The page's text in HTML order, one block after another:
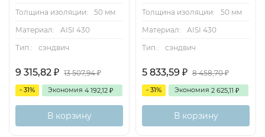
Толщина изоляции:
50 мм
Материал:
AISI 430
Тип.:
сэндвич
9 315,82 ₽ 13 507,94₽
- 31% Экономия 4 192,12 ₽
В корзину
Толщина изоляции:
50 мм
Материал:
AISI 430
Тип.:
сэндвич
5 833,59 ₽ 8 458,70₽
- 31% Экономия 2 625,11 ₽
В корзину